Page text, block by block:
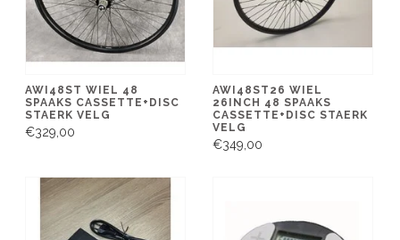
AWI48ST WIEL 48
SPAAKS CASSETTE+DISC
STAERK VELG
€329,00
AWI48ST26 WIEL
26INCH 48 SPAAKS
CASSETTE+DISC STAERK
VELG
€349,00